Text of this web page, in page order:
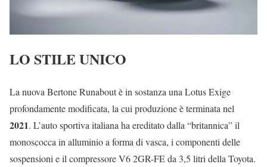
LO STILE UNICO
La nuova Bertone Runabout è in sostanza una Lotus Exige
profondamente modificata, la cui produzione è terminata nel
2021. L’auto sportiva italiana ha ereditato dalla “britannica” il
monoscocca in alluminio a forma di vasca, i componenti delle
sospensioni e il compressore V6 2GR-FE da 3,5 litri della Toyota.